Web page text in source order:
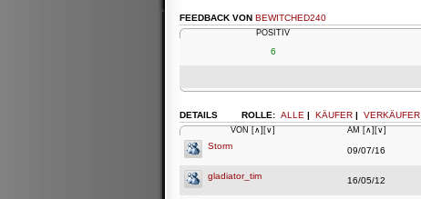
FEEDBACK VON BEWITCHED240
POSITIV
6
ROLLE: ALLE | KÄUFER | VERKÄUFER
DETAILS
VON [∧] [∨] AM [∧] [∨]
Storm 09/07/16
gladiator_tim 16/05/12